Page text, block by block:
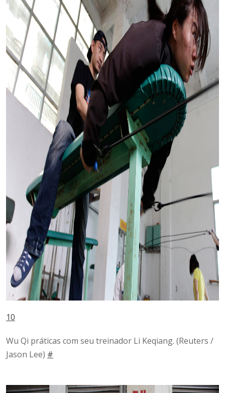
10
Wu Qi práticas com seu treinador Li Keqiang. (Reuters /
Jason Lee) #